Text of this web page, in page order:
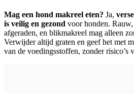
Mag een hond makreel eten? Ja,
is veilig en gezond voor honden.
afgeraden, en blikmakreel mag alleen
Verwijder altijd graten en geef het met
van de voedingsstoffen, zonder risico’s